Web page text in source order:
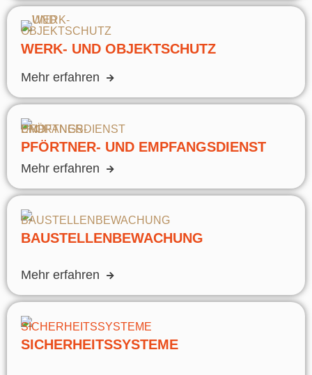
WERK- UND OBJEKTSCHUTZ
Mehr erfahren
PFÖRTNER- UND EMPFANGSDIENST
Mehr erfahren
BAUSTELLENBEWACHUNG
Mehr erfahren
SICHERHEITSSYSTEME